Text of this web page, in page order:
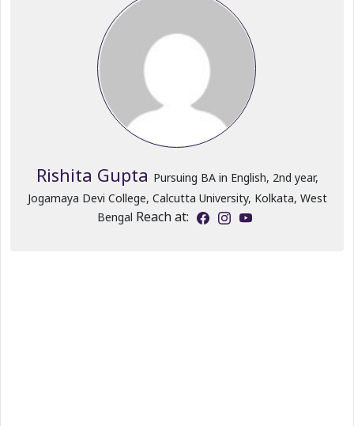
Rishita Gupta Pursuing BA in English, 2nd year,
Jogamaya Devi College, Calcutta University, Kolkata, West
Bengal Reach at: